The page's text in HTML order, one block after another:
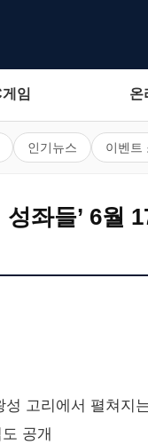
게임 온
인기뉴스 이벤트
좌들’ 6월
고리에서 펼쳐지
공개